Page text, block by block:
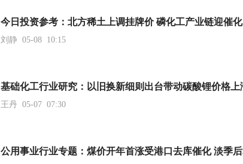
今日投资参考：北方稀土上调挂牌价 磷化工产业链迎催化
刘静 05-08 10:15
王丹 05-07 07:30